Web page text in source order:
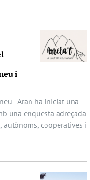
i
i Aran ha iniciat una
una enquesta adreçada
autònoms, cooperatives i